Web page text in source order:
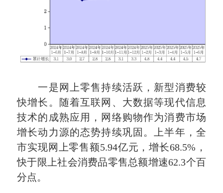
一是网上零售持续活跃，新型消费较
快增长。随着互联网、大数据等现代信息
技术的成熟应用，网络购物作为消费市场
增长动力源的态势持续巩固。上半年，全
市实现网上零售额5.94亿元，增长68.5%，
快于限上社会消费品零售总额增速62.3个百
分点。